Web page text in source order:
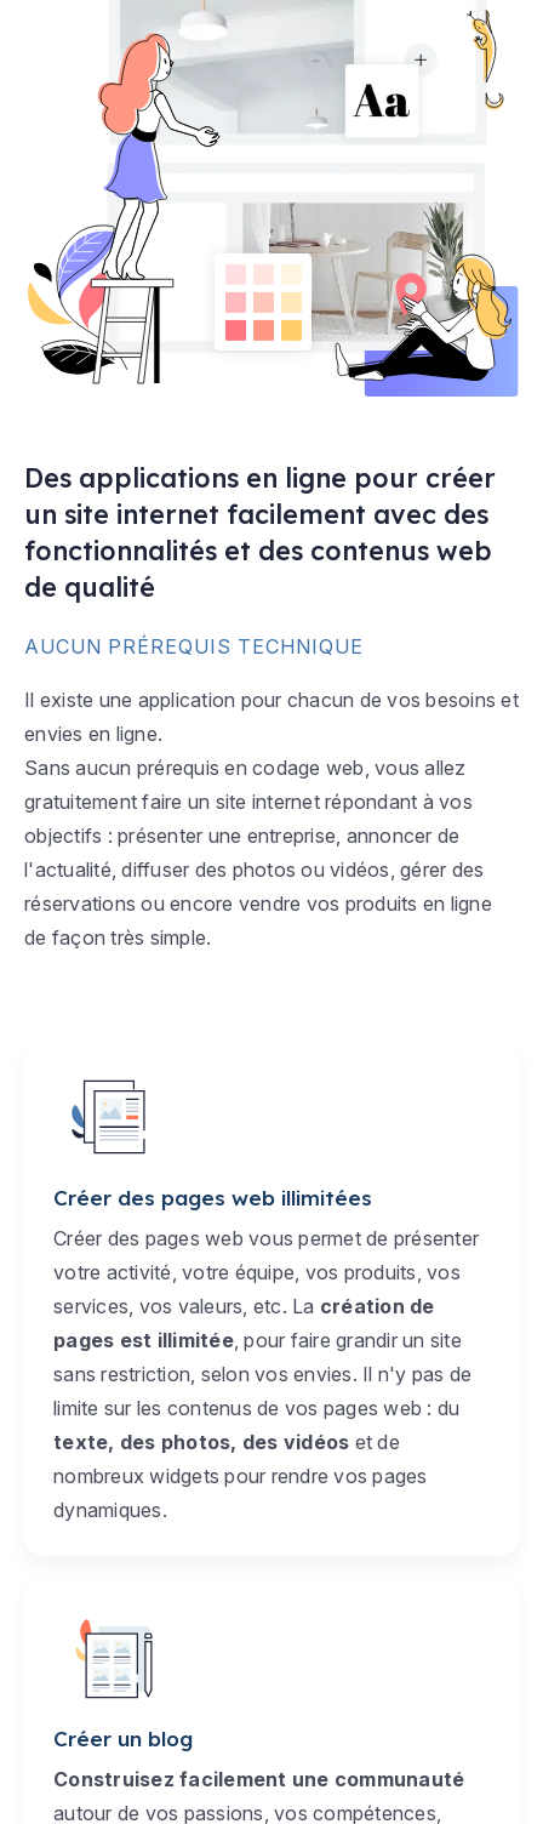
Des applications en ligne pour créer
un site internet facilement avec des
fonctionnalités et des contenus web
de qualité
AUCUN PRÉREQUIS TECHNIQUE
Il existe une application pour chacun de vos besoins et
envies en ligne.
Sans aucun prérequis en codage web, vous allez
gratuitement faire un site internet répondant à vos
objectifs : présenter une entreprise, annoncer de
l'actualité, diffuser des photos ou vidéos, gérer des
réservations ou encore vendre vos produits en ligne
de façon très simple.
Créer des pages web illimitées
Créer des pages web vous permet de présenter
votre activité, votre équipe, vos produits, vos
services, vos valeurs, etc. La création de
pages est illimitée, pour faire grandir un site
sans restriction, selon vos envies. Il n'y pas de
limite sur les contenus de vos pages web : du
texte, des photos, des vidéos et de
nombreux widgets pour rendre vos pages
dynamiques.
Créer un blog
Construisez facilement une communauté
autour de vos passions, vos compétences,